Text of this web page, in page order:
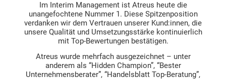
Im Interim Management ist Atreus heute die
unangefochtene Nummer 1. Diese Spitzenposition
verdanken wir dem Vertrauen unserer Kund:innen, die
unsere Qualität und Umsetzungsstärke kontinuierlich
mit Top-Bewertungen bestätigen.
Atreus wurde mehrfach ausgezeichnet – unter
anderem als “Hidden Champion”, “Bester
Unternehmensberater”, “Handelsblatt Top-Beratung”,